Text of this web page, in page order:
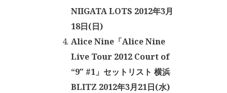
NIIGATA LOTS 2012年3月
18日(日)
Alice Nine「Alice Nine
Live Tour 2012 Court of
“9″ #1」セットリスト 横浜
BLITZ 2012年3月21日(水)